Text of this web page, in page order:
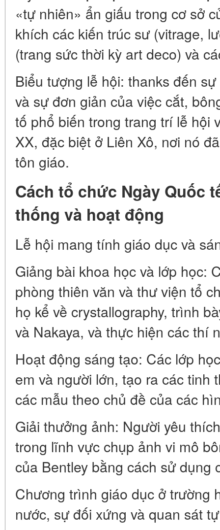
«tự nhiên» ẩn giấu trong cơ sở
khích các kiến trúc sư (vitrage,
(trang sức thời kỳ art deco) và
Biểu tượng lễ hội: thanks đến
và sự đơn giản của việc cắt,
tố phổ biến trong trang trí lễ hội
XX, đặc biệt ở Liên Xô, nơi nó
tôn giáo.
Cách tổ chức Ngày Quốc
thống và hoạt động
Lễ hội mang tính giáo dục và
Giảng bài khoa học và lớp học:
phòng thiên văn và thư viện tổ
họ kể về crystallography, trình
và Nakaya, và thực hiện các thí
Hoạt động sáng tạo: Các lớp
em và người lớn, tạo ra các tinh
các mẫu theo chủ đề của các
Giải thưởng ảnh: Người yêu
trong lĩnh vực chụp ảnh vi mô
của Bentley bằng cách sử dụng
Chương trình giáo dục ở trường
nước, sự đối xứng và quan sát